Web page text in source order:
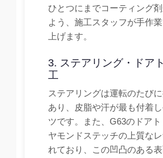
ひとつにまでコーティング
よう、施工スタッフが手作
上げます。
3. ステアリング・ドア
工
ステアリングは運転のたび
あり、皮脂や汗が最も付着
ツです。また、G63のドア
ヤモンドステッチの上質な
れており、この凹凸のある